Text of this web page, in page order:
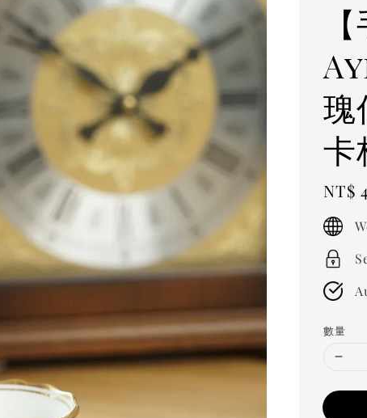
瑰
卡
price
NT$
數量